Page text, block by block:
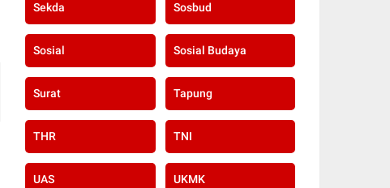
Sekda Sosbud
Sosial Sosial Budaya
Surat Tapung
THR TNI
UAS UKMK